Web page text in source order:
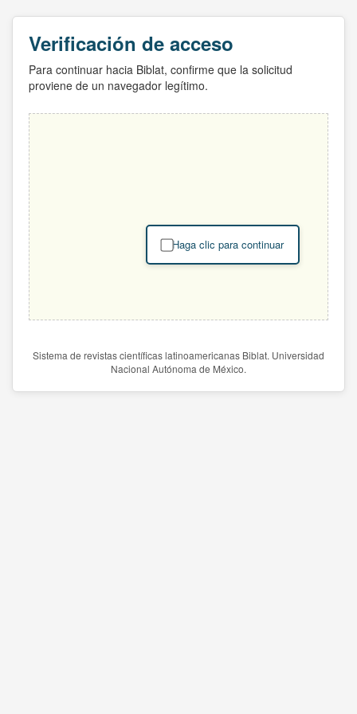
Verificación de acceso
Para continuar hacia Biblat, confirme que la solicitud
proviene de un navegador legítimo.
Haga clic para continuar
Sistema de revistas científicas latinoamericanas Biblat. Universidad
Nacional Autónoma de México.